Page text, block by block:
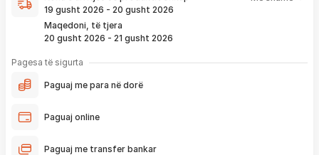
19 gusht 2026 - 20 gusht 2026
Maqedoni, të tjera
20 gusht 2026 - 21 gusht 2026
që ju e pranoni përmes email-it apo SMS-it.
Nëse porosia bëhet tani, produkti arrin sipas afatit kohor të
vendosur më lartë. Ju do të njoftoheni në vazhdimësi
përmes emailit rreth vendndodhjes së porosisë suaj, duke
përfshirë momentin kur produkti arrin në depon tonë, dhe
më lartë. Ju lusim të keni parasysh që festat ndërkombëtare ndikojnë që
liferimi të shtyhet për rreth 2 ditë.
Pagesa të sigurta
Paguaj me para në dorë
Paguaj online
Paguaj me transfer bankar